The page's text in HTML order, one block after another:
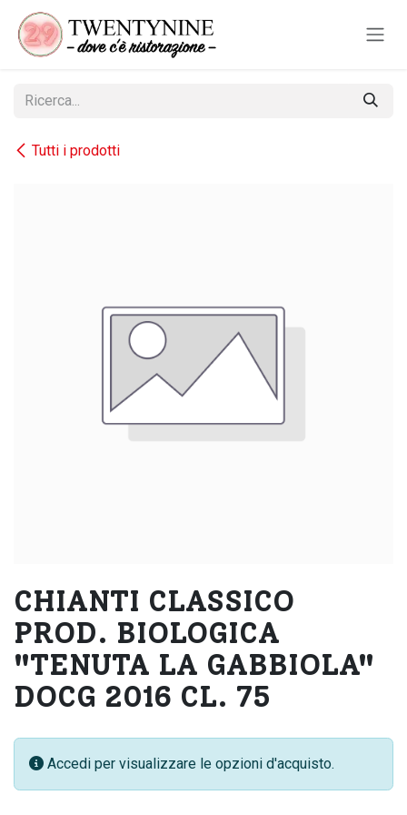
Passa al contenuto
Tutti i prodotti
CHIANTI CLASSICO
PROD. BIOLOGICA
"TENUTA LA GABBIOLA"
DOCG 2016 CL. 75
Accedi per visualizzare le opzioni d'acquisto.